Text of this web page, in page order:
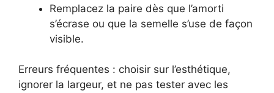
Remplacez la paire dès que l’amorti
s’écrase ou que la semelle s’use de façon
visible.
Erreurs fréquentes : choisir sur l’esthétique,
ignorer la largeur, et ne pas tester avec les